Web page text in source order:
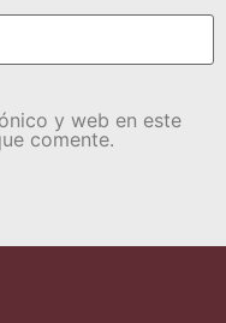
y web en este
comente.